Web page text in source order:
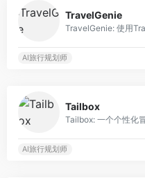
TravelGenie
TravelGenie: 使用
AI旅行规划师
Tailbox
Tailbox: 一个个性化
AI旅行规划师